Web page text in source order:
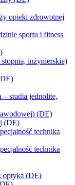
opieki zdrowotnej
sportu i fitness
inżynierskie)
– studia jednolite,
(DE)
(DE)
technika
technika
optyka (DE)